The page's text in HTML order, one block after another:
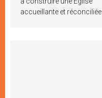
accueillante et réconciliée